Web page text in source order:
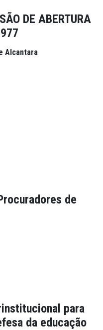
DE ABERTURA
Alcantara
de
para
da educação